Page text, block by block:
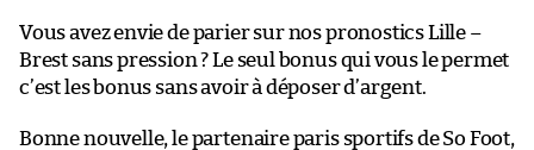
Vous avez envie de parier sur nos pronostics Lille –
Brest sans pression ? Le seul bonus qui vous le permet
c’est les bonus sans avoir à déposer d’argent.
Bonne nouvelle, le partenaire paris sportifs de So Foot,